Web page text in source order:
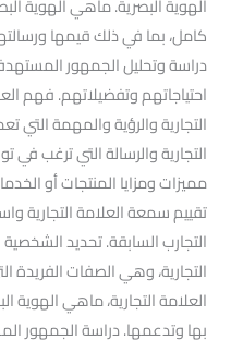
كامل، بما في ذلك قيمها
دراسة وتحليل الجمهور
احتياجاتهم وتفضيلاتهم. فهم
التجارية والرؤية والمهمة
التجارية والرسالة التي ترغب
مميزات ومزايا المنتجات أو
تقييم سمعة العلامة التجارية
التجارب السابقة. تحديد
التجارية، وهي الصفات الفريدة
العلامة التجارية، ماهي الهوية
بها وتدعمها. دراسة الجمهور